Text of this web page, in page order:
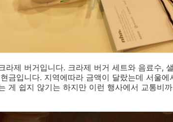
라제 버거입니다. 크라제 버거 세트와 음료수,
금입니다. 지역에따라 금액이 달랐는데 서울
게 쉽지 않기는 하지만 이런 행사에서 교통비